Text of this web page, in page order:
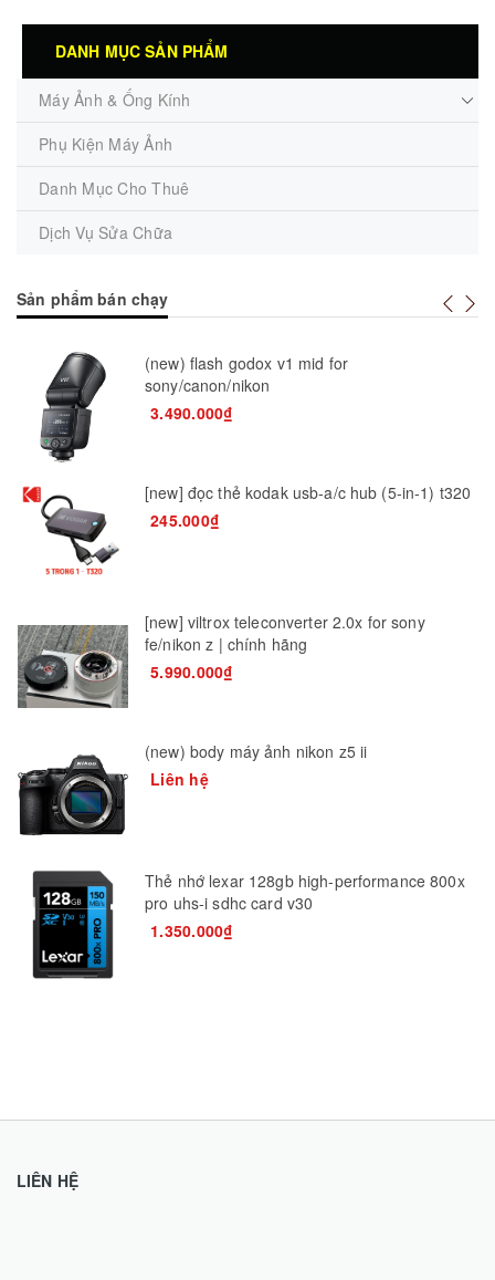
DANH MỤC SẢN PHẨM
Máy Ảnh & Ống Kính
Phụ Kiện Máy Ảnh
Danh Mục Cho Thuê
Dịch Vụ Sửa Chữa
Sản phẩm bán chạy
(new) flash godox v1 mid for
sony/canon/nikon
3.490.000₫
[new] đọc thẻ kodak usb-a/c hub (5-in-1) t320
245.000₫
[new] viltrox teleconverter 2.0x for sony
fe/nikon z | chính hãng
5.990.000₫
(new) body máy ảnh nikon z5 ii
Liên hệ
Thẻ nhớ lexar 128gb high-performance 800x
pro uhs-i sdhc card v30
1.350.000₫
LIÊN HỆ